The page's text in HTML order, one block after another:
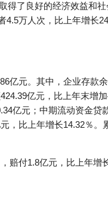
了良好的经济效益和
万人次，比上年增长
亿元。其中，企业存款
亿元，比上年末增
亿元；中期流动资金贷
，比上年增长14.32％
赔付1.8亿元，比上年增